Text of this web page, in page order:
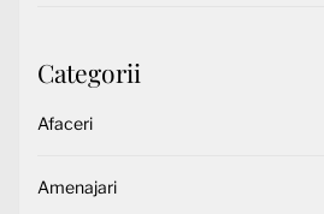
Categorii
Afaceri
Amenajari